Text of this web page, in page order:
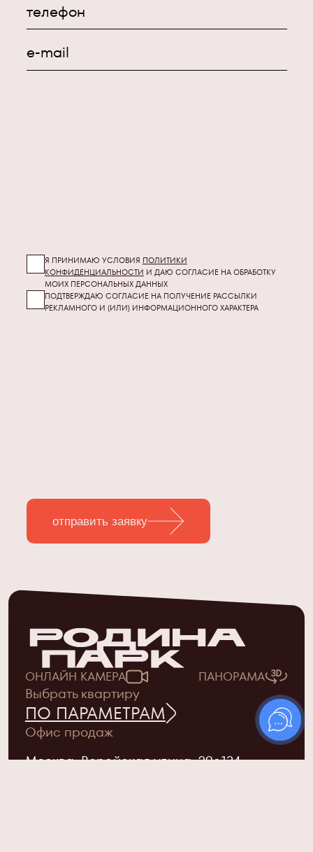
телефон
e-mail
Я ПРИНИМАЮ УСЛОВИЯ ПОЛИТИКИ
КОНФИДЕНЦИАЛЬНОСТИ И ДАЮ СОГЛАСИЕ НА ОБРАБОТКУ
МОИХ ПЕРСОНАЛЬНЫХ ДАННЫХ
ПОДТВЕРЖДАЮ СОГЛАСИЕ НА ПОЛУЧЕНИЕ РАССЫЛКИ
РЕКЛАМНОГО И (ИЛИ) ИНФОРМАЦИОННОГО ХАРАКТЕРА
отправить заявку
ОНЛАЙН КАМЕРА ПАНОРАМА
Выбрать квартиру
ПО ПАРАМЕТРАМ
Офис продаж
Москва, Верейская улица, 29с134